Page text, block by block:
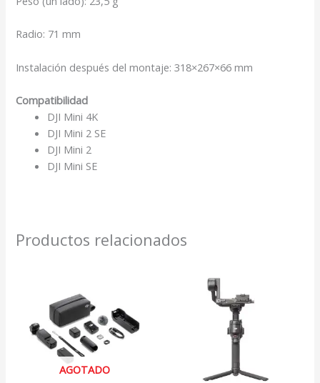
Radio: 71 mm
Instalación después del montaje: 318×267×66 mm
Compatibilidad
DJI Mini 4K
DJI Mini 2 SE
DJI Mini 2
DJI Mini SE
Productos relacionados
AGOTADO